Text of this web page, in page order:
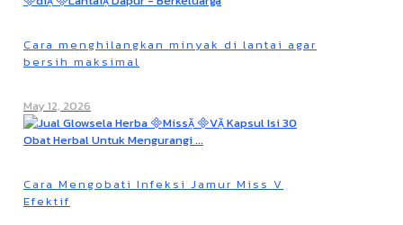
Cara menghilangkan minyak di lantai agar
bersih maksimal
May 12, 2026
Cara Mengobati Infeksi Jamur Miss V
Efektif